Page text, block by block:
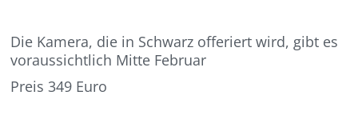
Die Kamera, die in Schwarz offeriert wird, gibt es
voraussichtlich Mitte Februar
Preis 349 Euro